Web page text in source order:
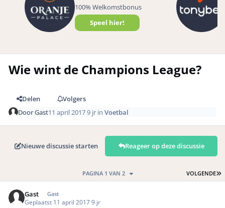
100% Welkomstbonus
Speel hier!
Wie wint de Champions League?
Delen
Volgers
DoorGast11 april 20179 jr inVoetbal
Nieuwe discussie starten Reageer op deze discussie
VOLGENDE
PAGINA 1 VAN 2
Gast Gast
Geplaatst 11 april 20179 jr